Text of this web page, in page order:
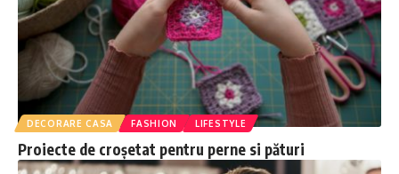
DECORARE CASA FASHION LIFESTYLE
Proiecte de croșetat pentru perne si pături